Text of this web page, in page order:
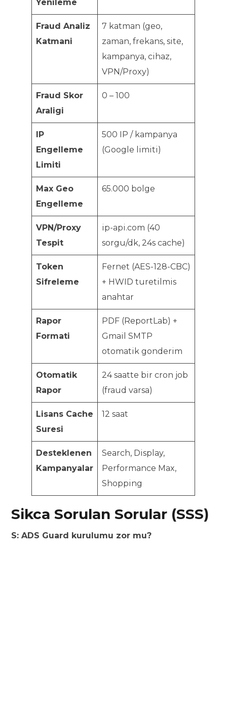
Yenileme
Fraud Analiz
Katmani
7 katman (geo,
zaman, frekans, site,
kampanya, cihaz,
VPN/Proxy)
Fraud Skor
Araligi
0 – 100
IP
Engelleme
Limiti
500 IP / kampanya
(Google limiti)
Max Geo
Engelleme
65.000 bolge
VPN/Proxy
Tespit
ip-api.com (40
sorgu/dk, 24s cache)
Token
Sifreleme
Fernet (AES-128-CBC)
+ HWID turetilmis
anahtar
Rapor
Formati
PDF (ReportLab) +
Gmail SMTP
otomatik gonderim
Otomatik
Rapor
24 saatte bir cron job
(fraud varsa)
Lisans Cache
Suresi
12 saat
Desteklenen
Kampanyalar
Search, Display,
Performance Max,
Shopping
Sikca Sorulan Sorular (SSS)
S: ADS Guard kurulumu zor mu?